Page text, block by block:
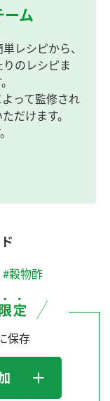
ーム
レシピから、
のレシピま
って監修され
だけます。
#穀物酢
保存